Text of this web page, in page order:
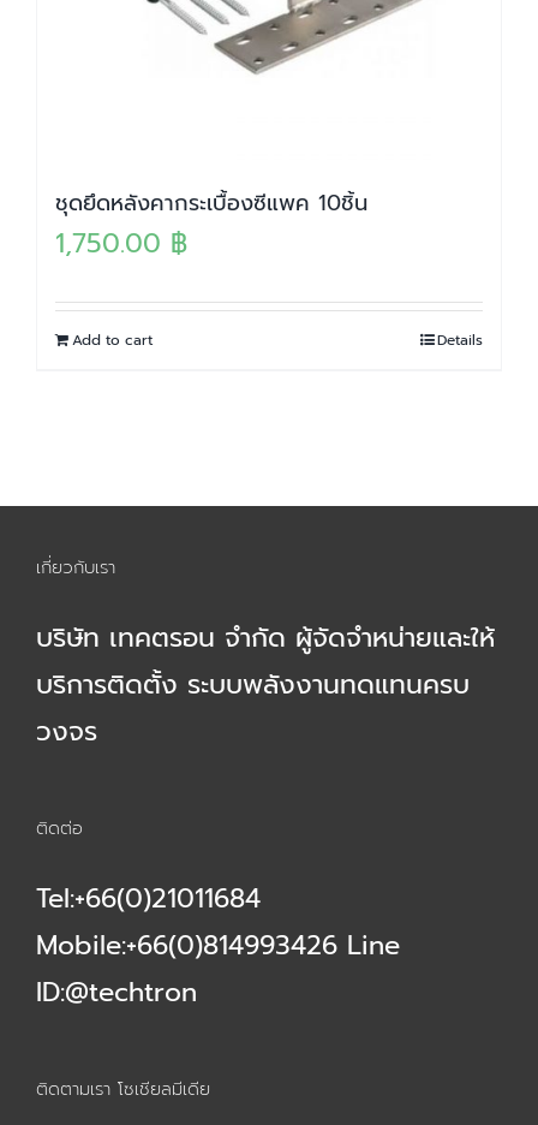
ชุดยึดหลังคากระเบื้องซีแพค 10ชิ้น
1,750.00 ฿
Add to cart Details
เกี่ยวกับเรา
บริษัท เทคตรอน จำกัด ผู้จัดจำหน่ายและให้
บริการติดตั้ง ระบบพลังงานทดแทนครบ
วงจร
ติดต่อ
Tel:+66(0)21011684
Mobile:+66(0)814993426 Line
ID:@techtron
ติดตามเรา โซเชียลมีเดีย